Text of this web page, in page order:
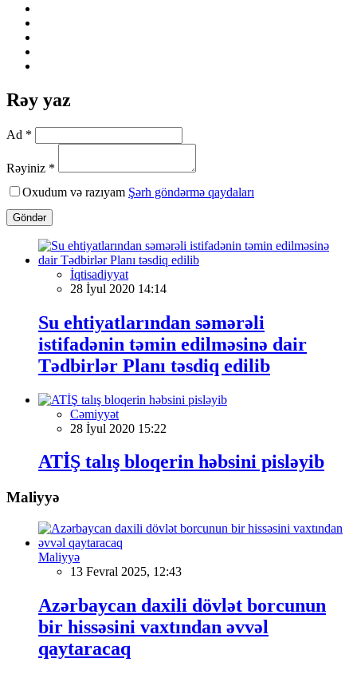
Rəy yaz
Ad *
Rəyiniz *
Oxudum və razıyam Şərh göndərmə qaydaları
Göndər
İqtisadiyyat
28 İyul 2020 14:14
Su ehtiyatlarından səmərəli
istifadənin təmin edilməsinə dair
Tədbirlər Planı təsdiq edilib
Cəmiyyət
28 İyul 2020 15:22
ATİŞ talış bloqerin həbsini pisləyib
Maliyyə
Maliyyə
13 Fevral 2025, 12:43
Azərbaycan daxili dövlət borcunun
bir hissəsini vaxtından əvvəl
qaytaracaq